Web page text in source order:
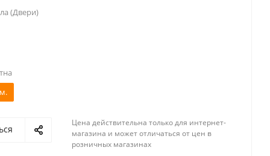
(Двери)
Цена действительна только для интернет-
магазина и может отличаться от цен в
розничных магазинах